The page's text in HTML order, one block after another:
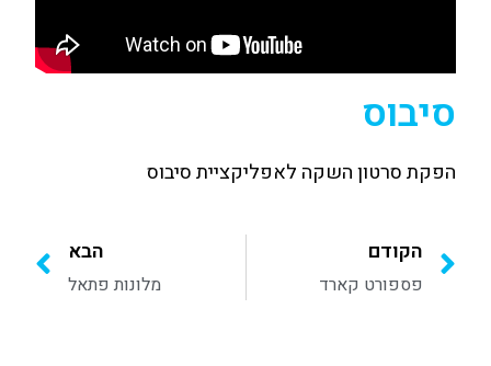
סיבוס
הפקת סרטון השקה לאפליקציית סיבוס
הקודם
פספורט קארד
הבא
מלונות פתאל